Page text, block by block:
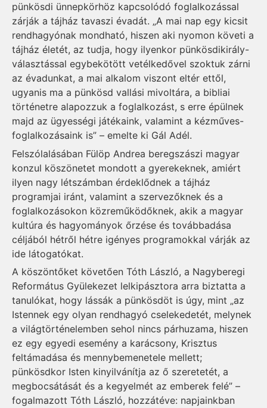
pünkösdi ünnepkörhöz kapcsolódó foglalkozással
zárják a tájház tavaszi évadát. „A mai nap egy kicsit
rendhagyónak mondható, hiszen aki nyomon követi a
tájház életét, az tudja, hogy ilyenkor pünkösdikirály-
választással egybekötött vetélkedővel szoktuk zárni
az évadunkat, a mai alkalom viszont eltér ettől,
ugyanis ma a pünkösd vallási mivoltára, a bibliai
történetre alapozzuk a foglalkozást, s erre épülnek
majd az ügyességi játékaink, valamint a kézműves-
foglalkozásaink is” – emelte ki Gál Adél.
Felszólalásában Fülöp Andrea beregszászi magyar
konzul köszönetet mondott a gyerekeknek, amiért
ilyen nagy létszámban érdeklődnek a tájház
programjai iránt, valamint a szervezőknek és a
foglalkozásokon közreműködőknek, akik a magyar
kultúra és hagyományok őrzése és továbbadása
céljából hétről hétre igényes programokkal várják az
ide látogatókat.
A köszöntőket követően Tóth László, a Nagyberegi
Református Gyülekezet lelkipásztora arra biztatta a
tanulókat, hogy lássák a pünkösdöt is úgy, mint „az
Istennek egy olyan rendhagyó cselekedetét, melynek
a világtörténelemben sehol nincs párhuzama, hiszen
ez egy egyedi esemény a karácsony, Krisztus
feltámadása és mennybemenetele mellett;
pünkösdkor Isten kinyilvánítja az ő szeretetét, a
megbocsátását és a kegyelmét az emberek felé” –
fogalmazott Tóth László, hozzátéve: napjainkban